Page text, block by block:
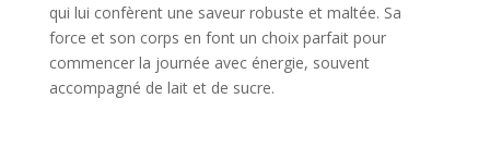
qui lui confèrent une saveur robuste et maltée. Sa
force et son corps en font un choix parfait pour
commencer la journée avec énergie, souvent
accompagné de lait et de sucre.